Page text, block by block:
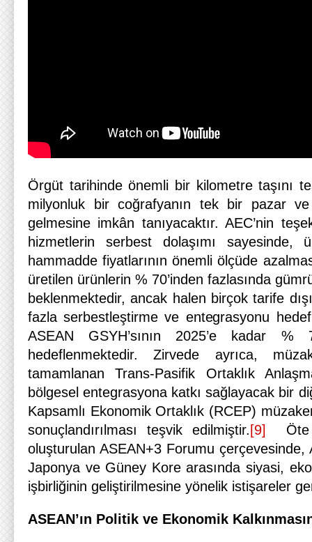
Örgüt tarihinde önemli bir kilometre taşını
milyonluk bir coğrafyanın tek bir pazar
gelmesine imkân tanıyacaktır. AEC’nin
hizmetlerin serbest dolaşımı sayesinde,
hammadde fiyatlarının önemli ölçüde
üretilen ürünlerin % 70’inden fazlasında
beklenmektedir, ancak halen birçok tarife
fazla serbestleştirme ve entegrasyonu
ASEAN GSYH’sının 2025’e kadar %
hedeflenmektedir. Zirvede ayrıca,
tamamlanan Trans-Pasifik Ortaklık
bölgesel entegrasyona katkı sağlayacak bir
Kapsamlı Ekonomik Ortaklık (RCEP)
sonuçlandırılması teşvik edilmiştir. [9]
Öte
oluşturulan ASEAN+3 Forumu çerçevesinde,
Japonya ve Güney Kore arasında siyasi,
işbirliğinin geliştirilmesine yönelik istişareler
ASEAN’ın Politik ve Ekonomik